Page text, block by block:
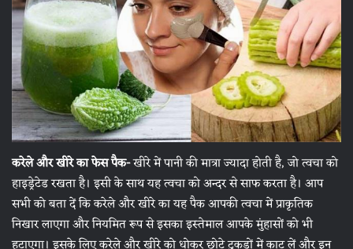
करेले और खीरे का फेस पैक-खीरे में पानी की मात्रा ज्यादा होती है, जो त्वचा को
हाइड्रेटेड रखता है। इसी के साथ यह त्वचा को अन्दर से साफ करता है। आप
सभी को बता दें कि करेले और खीरे का यह पैक आपकी त्वचा में प्राकृतिक
निखार लाएगा और नियमित रूप से इसका इस्तेमाल आपके मुंहासों को भी